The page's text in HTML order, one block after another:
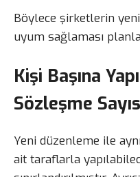
Böylece şirketlerin
uyum sağlaması
Kişi Başına
Sözleşme
Yeni düzenleme ile
ait taraflarla